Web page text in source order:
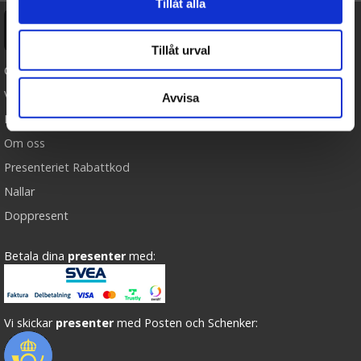
Tillåt alla
Tillåt urval
Avvisa
Ångra köp
Cookies
Varumärken
Köpvillkor
Om oss
Presenteriet Rabattkod
Nallar
Doppresent
Betala dina presenter med:
Vi skickar presenter med Posten och Schenker: